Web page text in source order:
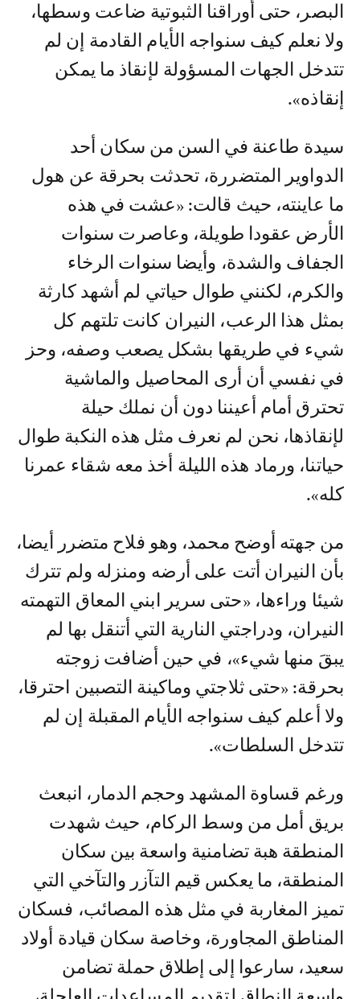
البصر، حتى أوراقنا الثبوتية ضاعت وسطها،
ولا نعلم كيف سنواجه الأيام القادمة إن لم
تتدخل الجهات المسؤولة لإنقاذ ما يمكن
إنقاذه».
سيدة طاعنة في السن من سكان أحد
الدواوير المتضررة، تحدثت بحرقة عن هول
ما عاينته، حيث قالت: «عشت في هذه
الأرض عقودا طويلة، وعاصرت سنوات
الجفاف والشدة، وأيضا سنوات الرخاء
والكرم، لكنني طوال حياتي لم أشهد كارثة
بمثل هذا الرعب، النيران كانت تلتهم كل
شيء في طريقها بشكل يصعب وصفه، وحز
في نفسي أن أرى المحاصيل والماشية
تحترق أمام أعيننا دون أن نملك حيلة
لإنقاذها، نحن لم نعرف مثل هذه النكبة طوال
حياتنا، ورماد هذه الليلة أخذ معه شقاء عمرنا
كله».
من جهته أوضح محمد، وهو فلاح متضرر أيضا،
بأن النيران أتت على أرضه ومنزله ولم تترك
شيئا وراءها، «حتى سرير ابني المعاق التهمته
النيران، ودراجتي النارية التي أتنقل بها لم
يبقَ منها شيء»، في حين أضافت زوجته
بحرقة: «حتى ثلاجتي وماكينة التصبين احترقا،
ولا أعلم كيف سنواجه الأيام المقبلة إن لم
تتدخل السلطات».
ورغم قساوة المشهد وحجم الدمار، انبعث
بريق أمل من وسط الركام، حيث شهدت
المنطقة هبة تضامنية واسعة بين سكان
المنطقة، ما يعكس قيم التآزر والتآخي التي
تميز المغاربة في مثل هذه المصائب، فسكان
المناطق المجاورة، وخاصة سكان قيادة أولاد
سعيد، سارعوا إلى إطلاق حملة تضامن